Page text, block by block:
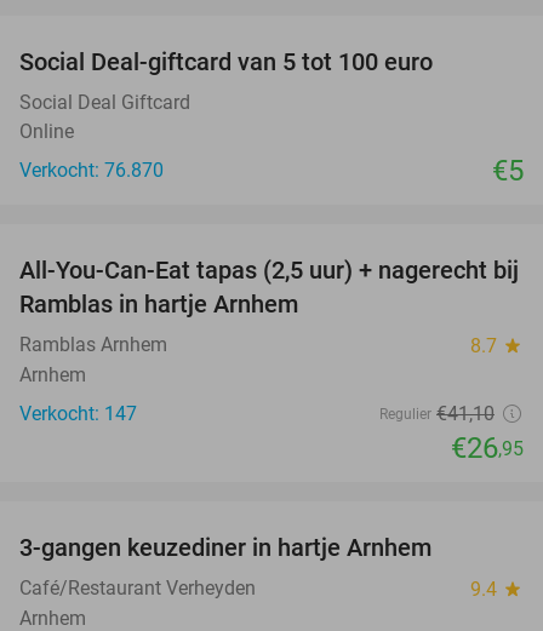
Social Deal-giftcard van 5 tot 100 euro
Social Deal Giftcard
Online
Verkocht: 76.870
€5
34%
All-You-Can-Eat tapas (2,5 uur) + nagerecht bij
Ramblas in hartje Arnhem
Ramblas Arnhem 8.7 star
Arnhem
Verkocht: 147
Regulier €41,10
€26,95
3-gangen keuzediner in hartje Arnhem
Café/Restaurant Verheyden 9.4 star
Arnhem